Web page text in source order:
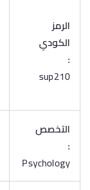
الرمز
الكودي
:
sup210
التخصص
:
Psychology